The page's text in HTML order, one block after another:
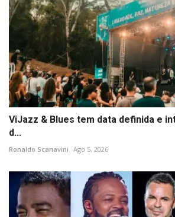
ViJazz & Blues tem data definida e
d...
Ronaldo Scanavini Ago 5, 2026